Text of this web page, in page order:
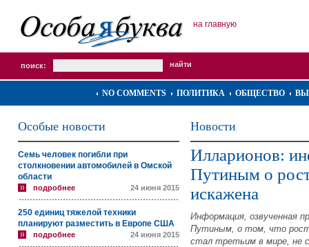
на главную
поиск:
NO COMMENTS ПОЛИТИКА ОБЩЕСТВО
Особые новости
Семь человек погибли при
столкновении автомобилей в Омской
области
подробнее 24 июня 2015
250 единиц тяжелой техники
планируют разместить в Европе США
подробнее 24 июня 2015
Новости
Илларионов:
Путиным о
искажена
Информация, озвученная
Путиным, о том, что рост
стал третьим в мире, не